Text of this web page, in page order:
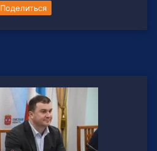
Поделиться